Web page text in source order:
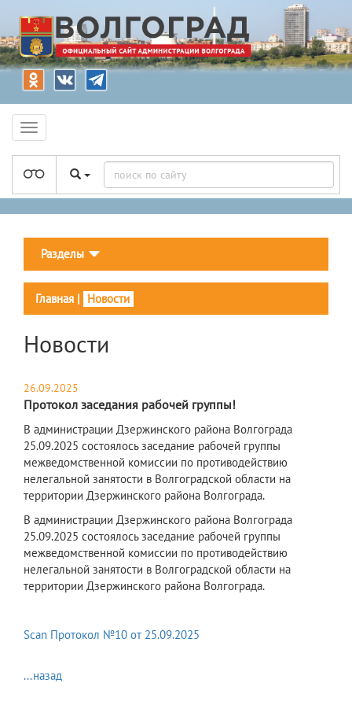
Разделы
Главная | Новости
Новости
26.09.2025
Протокол заседания рабочей группы!
В администрации Дзержинского района Волгограда
25.09.2025 состоялось заседание рабочей группы
межведомственной комиссии по противодействию
нелегальной занятости в Волгоградской области на
территории Дзержинского района Волгограда.
В администрации Дзержинского района Волгограда
25.09.2025 состоялось заседание рабочей группы
межведомственной комиссии по противодействию
нелегальной занятости в Волгоградской области на
территории Дзержинского района Волгограда.
Scan Протокол №10 от 25.09.2025
...назад